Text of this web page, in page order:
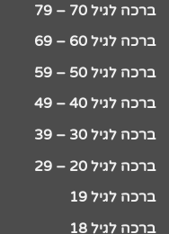
ברכה לגיל 70 – 79
ברכה לגיל 60 – 69
ברכה לגיל 50 – 59
ברכה לגיל 40 – 49
ברכה לגיל 30 – 39
ברכה לגיל 20 – 29
ברכה לגיל 19
ברכה לגיל 18